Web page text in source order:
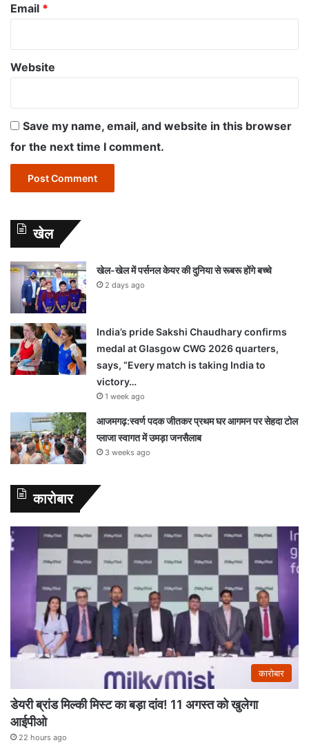
Email *
Website
Save my name, email, and website in this browser
for the next time I comment.
खेल
खेल-खेल में पर्सनल केयर की दुनिया से रूबरू होंगे बच्चे
2 days ago
India’s pride Sakshi Chaudhary confirms
medal at Glasgow CWG 2026 quarters,
says, “Every match is taking India to
victory…
1 week ago
आजमगढ़:स्वर्ण पदक जीतकर प्रथम घर आगमन पर सेहदा टोल
प्लाजा स्वागत में उमड़ा जनसैलाब
3 weeks ago
कारोबार
कारोबार
डेयरी ब्रांड मिल्की मिस्ट का बड़ा दांव! 11 अगस्त को खुलेगा
आईपीओ
22 hours ago